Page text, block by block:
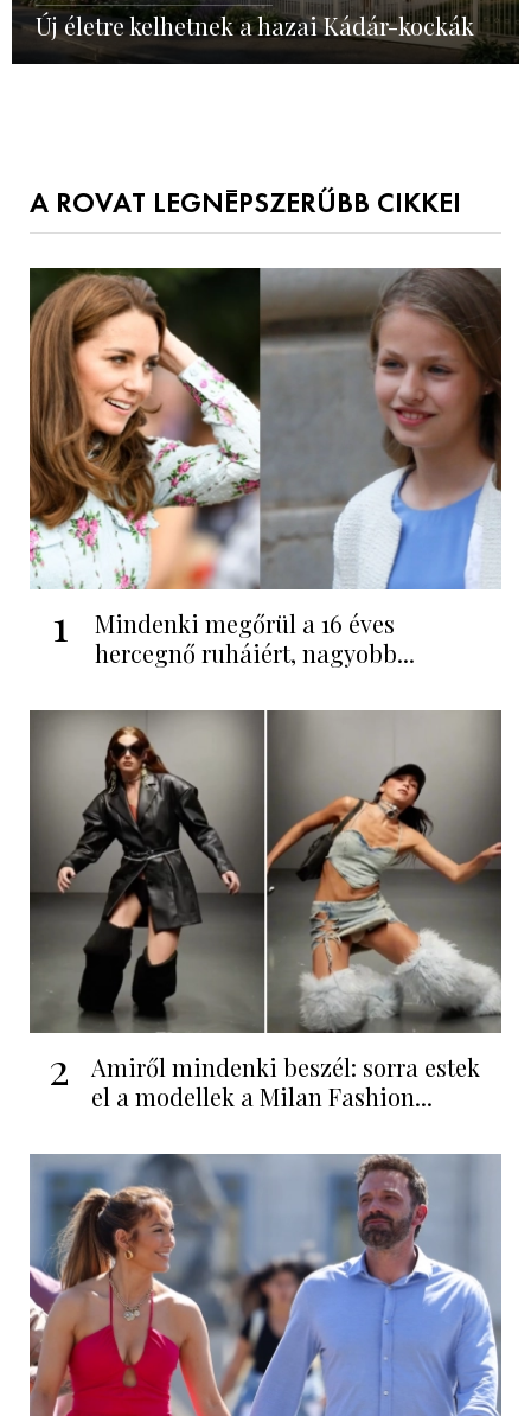
Új életre kelhetnek a hazai Kádár-kockák
A ROVAT LEGNÉPSZERŰBB CIKKEI
1
Mindenki megőrül a 16 éves
hercegnő ruháiért, nagyobb...
2
Amiről mindenki beszél: sorra estek
el a modellek a Milan Fashion...